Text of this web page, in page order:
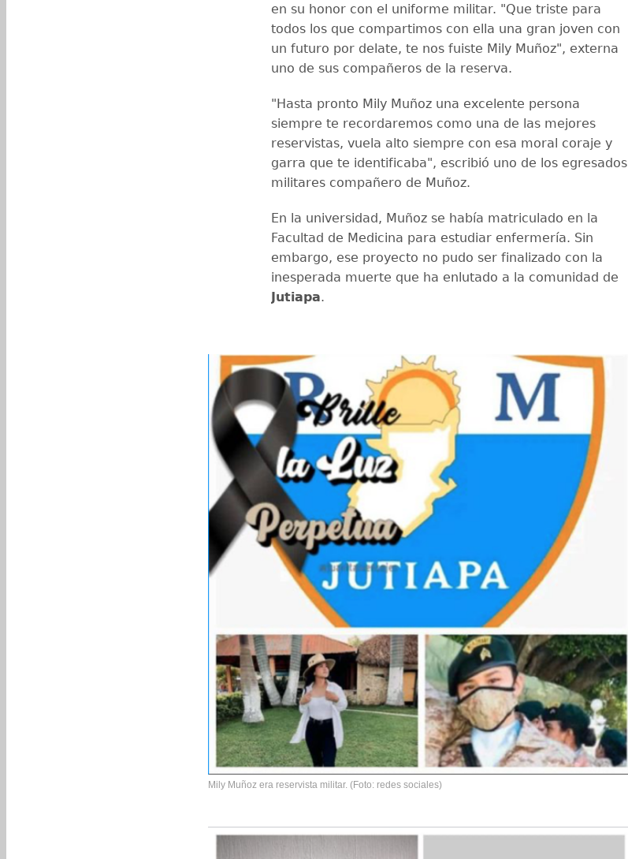
en su honor con el uniforme militar. "Que triste para
todos los que compartimos con ella una gran joven con
un futuro por delate, te nos fuiste Mily Muñoz", externa
uno de sus compañeros de la reserva.
"Hasta pronto Mily Muñoz una excelente persona
siempre te recordaremos como una de las mejores
reservistas, vuela alto siempre con esa moral coraje y
garra que te identificaba", escribió uno de los egresados
militares compañero de Muñoz.
En la universidad, Muñoz se había matriculado en la
Facultad de Medicina para estudiar enfermería. Sin
embargo, ese proyecto no pudo ser finalizado con la
inesperada muerte que ha enlutado a la comunidad de
Jutiapa.
Mily Muñoz era reservista militar. (Foto: redes sociales)